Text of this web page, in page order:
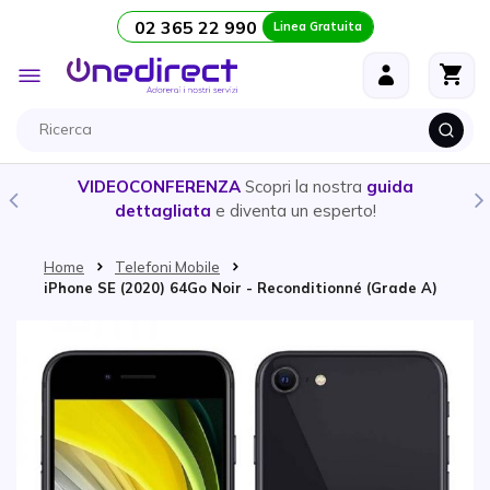
Salta al contenuto 02 365 22 990 Linea Gratuita
Toggle
Nav
VIDEOCONFERENZA Scopri la nostra guida
dettagliata e diventa un esperto!
Home
Telefoni Mobile
iPhone SE (2020) 64Go Noir - Reconditionné (Grade A)